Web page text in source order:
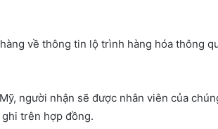
về thông tin lộ trình hàng hóa thông
người nhận sẽ được nhân viên của
trên hợp đồng.